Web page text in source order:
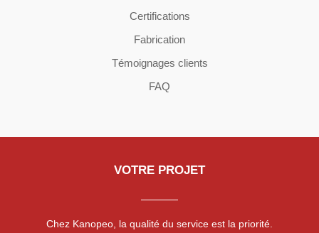
Certifications
Fabrication
Témoignages clients
FAQ
VOTRE PROJET
Chez Kanopeo, la qualité du service est la priorité.